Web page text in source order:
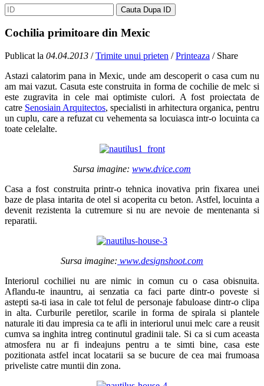
Cochilia primitoare din Mexic
Publicat la 04.04.2013 / Trimite unui prieten / Printeaza / Share
Astazi calatorim pana in Mexic, unde am descoperit o casa cum nu
am mai vazut. Casuta este construita in forma de cochilie de melc si
este zugravita in cele mai optimiste culori. A fost proiectata de
catre Senosiain Arquitectos, specialisti in arhitectura organica, pentru
un cuplu, care a refuzat cu vehementa sa locuiasca intr-o locuinta ca
toate celelalte.
Sursa imagine: www.dvice.com
Casa a fost construita printr-o tehnica inovativa prin fixarea unei
baze de plasa intarita de otel si acoperita cu beton. Astfel, locuinta a
devenit rezistenta la cutremure si nu are nevoie de mentenanta si
reparatii.
Sursa imagine: www.designshoot.com
Interiorul cochiliei nu are nimic in comun cu o casa obisnuita.
Aflandu-te inauntru, ai senzatia ca faci parte dintr-o poveste si
astepti sa-ti iasa in cale tot felul de personaje fabuloase dintr-o clipa
in alta. Curburile peretilor, scarile in forma de spirala si plantele
naturale iti dau impresia ca te afli in interiorul unui melc care a reusit
cumva sa inghita intreg continutul gradinii tale. Si ca si cum aceasta
atmosfera nu ar fi indeajuns pentru a te simti bine, casa este
pozitionata astfel incat locatarii sa se bucure de cea mai frumoasa
priveliste catre muntii din zona.